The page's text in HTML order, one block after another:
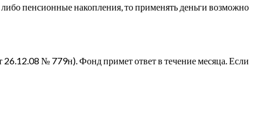
пенсионные накопления, то применять деньги возможно
№ 779н). Фонд примет ответ в течение месяца. Если